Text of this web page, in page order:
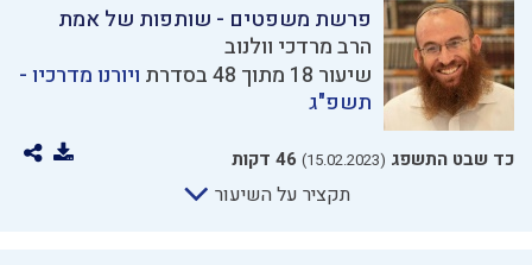
פרשת משפטים - שותפות של אמת
הרב מרדכי וולנוב
שיעור 18 מתוך 48 בסדרת
ויורנו מדרכיו -
תשפ"ג
כד שבט התשפג (15.02.2023) 46 דקות
תקציר על השיעור